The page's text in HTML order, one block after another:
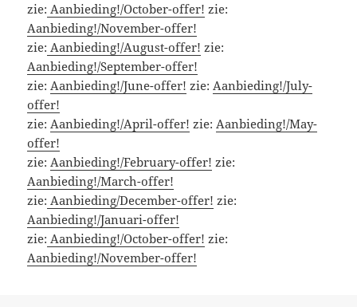
zie: Aanbieding!/October-offer! zie:
Aanbieding!/November-offer!
zie: Aanbieding!/August-offer! zie:
Aanbieding!/September-offer!
zie:Aanbieding!/June-offer! zie:Aanbieding!/July-
offer!
zie:Aanbieding!/April-offer! zie:Aanbieding!/May-
offer!
zie:Aanbieding!/February-offer! zie:
Aanbieding!/March-offer!
zie: Aanbieding/December-offer! zie:
Aanbieding!/Januari-offer!
zie: Aanbieding!/October-offer! zie:
Aanbieding!/November-offer!